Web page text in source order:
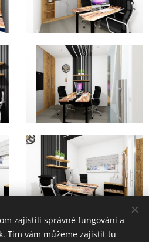
zajistili správné fungování a
Tím vám můžeme zajistit tu